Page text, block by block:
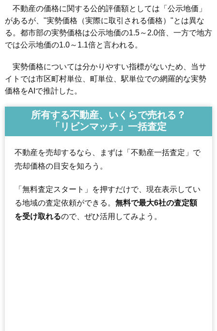
不動産の価格に関する公的評価額としては「公示地価」
があるが、"実勢価格（実際に取引される価格）"とは異な
る。都市部の実勢価格は公示地価の1.5～2.0倍、一方で地方
では公示地価の1.0～1.1倍と言われる。
実勢価格については分かりやすい指標がないため、当サ
イトでは市区町村単位、町単位、駅単位での網羅的な実勢
価格をAIで推計した。
所有する不動産、いくらで売れる？
「リビンマッチ」一括査定
不動産を売却するなら、まずは「不動産一括査定」で
売却価格の目安を知ろう。
「無料査定スタート」を押すだけで、現在表示してい
る地域の査定依頼ができる。 無料で最大6社の査定額
を受け取れるので、ぜひ活用してみよう。